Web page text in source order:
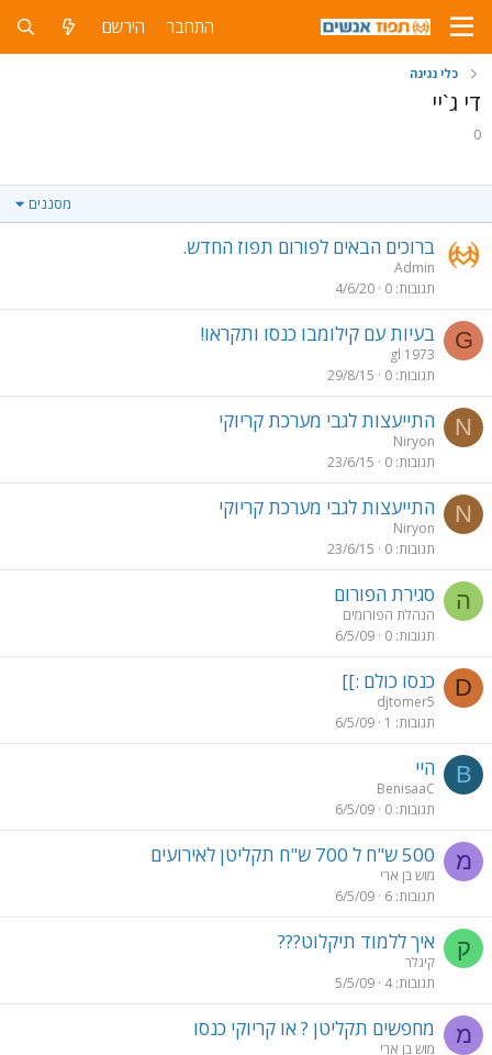
התחבר הירשם
כלי נגינה
די ג`יי
0
מסננים
ברוכים הבאים לפורום תפוז החדש.
Admin
תגובות 0
4/6/20
G בעיות עם קילומבו כנסו ותקראו!
gl 1973
תגובות 0
29/8/15
N התייעצות לגבי מערכת קריוקי
Niryon
תגובות 0
23/6/15
N התייעצות לגבי מערכת קריוקי
Niryon
תגובות 0
23/6/15
ה סגירת הפורום
הנהלת הפורומים
תגובות 0
6/5/09
D כנסו כולם :]]
djtomer5
תגובות 1
6/5/09
B היי
BenisaaC
תגובות 0
6/5/09
מ 500 ש"ח ל 700 ש"ח תקליטן לאירועים
מוש בן ארי
תגובות 6
6/5/09
ק איך ללמוד תיקלוט???
קיגלר
תגובות 4
5/5/09
מ מחפשים תקליטן ? או קריוקי כנסו
מוש בן ארי